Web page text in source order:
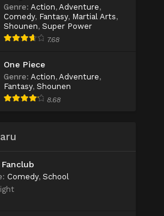
Genre: Action, Adventure,
Comedy, Fantasy, Martial Arts,
Shounen, Super Power
7.68
One Piece
Genre: Action, Adventure,
Fantasy, Shounen
8.68
: Comedy, School